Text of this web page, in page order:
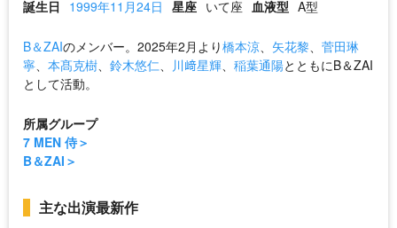
誕生日 1999年11月24日 星座 いて座 血液型 A型
B＆ZAIのメンバー。2025年2月より橋本涼、 矢花黎、 菅田琳
寧、 本髙克樹、 鈴木悠仁、 川﨑星輝、 稲葉通陽とともにB＆ZAI
として活動。
所属グループ
7 MEN 侍
B＆ZAI
主な出演最新作